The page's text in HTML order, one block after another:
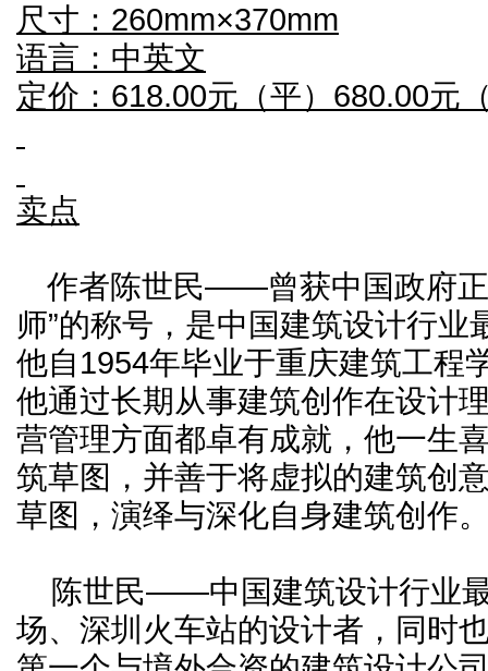
尺寸：260mm×370mm
语言：中英文
定价：618.00元（平）680.00元
卖点
作者陈世民——曾获中国政府正
师”的称号，是中国建筑设计行
他自1954年毕业于重庆建筑工程
他通过长期从事建筑创作在设计
营管理方面都卓有成就，他一生
筑草图，并善于将虚拟的建筑创
草图，演绎与深化自身建筑创作
陈世民——中国建筑设计行业
场、深圳火车站的设计者，同